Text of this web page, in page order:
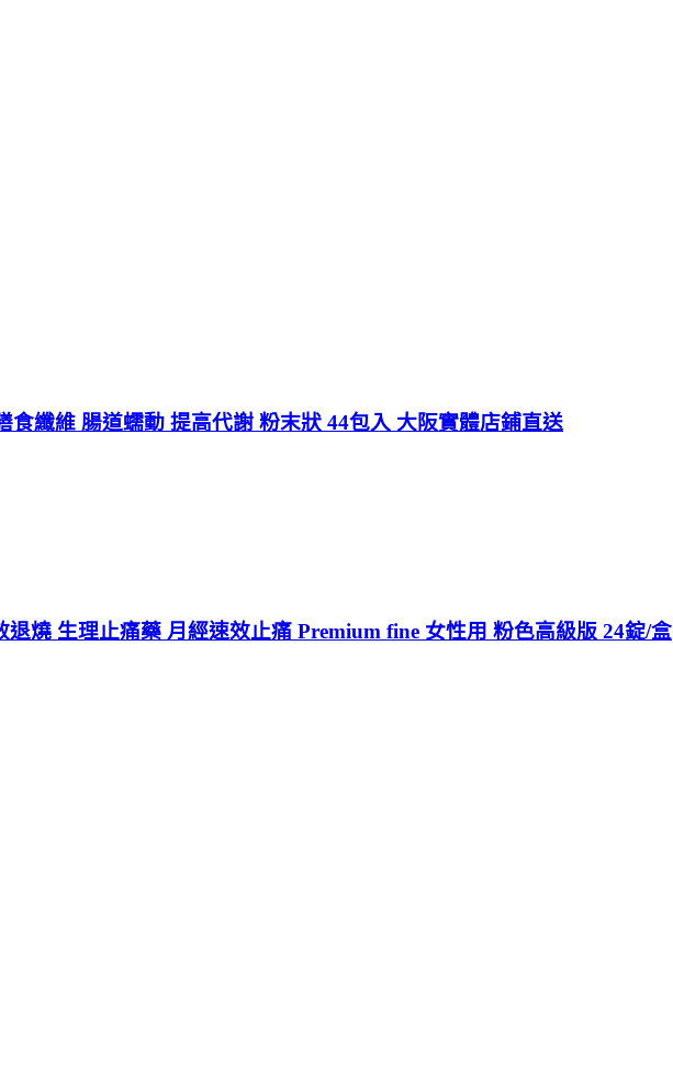
纖維 腸道蠕動 提高代謝 粉末狀 44包入 大阪實體店鋪直送
燒 生理止痛藥 月經速效止痛 Premium fine 女性用 粉色高級版 24錠/盒